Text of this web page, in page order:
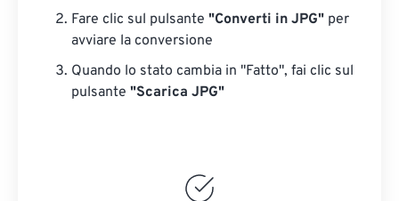
Fare clic sul pulsante "Converti in JPG" per
avviare la conversione
Quando lo stato cambia in "Fatto", fai clic sul
pulsante "Scarica JPG"